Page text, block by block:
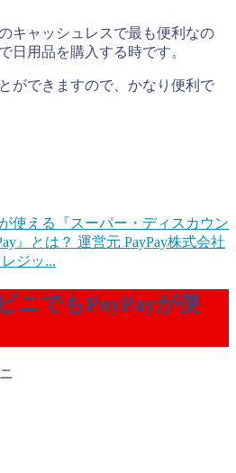
キャッシュレスで最も便利なの
日用品を購入する時です。
ができますので、かなり便利で
使える『スーパー・ディスカウン
』とは？ 運営元 PayPay株式会社
ジッ...
ニでもPayPayが便